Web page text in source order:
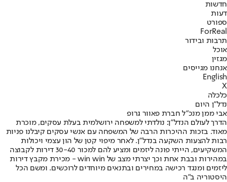
חדשות
דעות
ספורט
ForReal
תרבות ובידור
אוכל
מגזין
אנחנו מגייסים
English
X
כלכלה
נדל"ן היום
אבי ממן מנכ"ל חברת פאוור גרופ
הדרך לעולם הנדל"ן: נולדתי למשפחה ירושלמית בעלת עסקים, מוכרת
מאוד. בזכות ההיכרות הרבה של המשפחה עם אנשי עסקים קיבלנו פניות
רבות להצעות השקעה בנדל"ן. לאחר מיפוי קטן של הון עצמי ויכולות
המשקיעים, הייתי פונה ליזמים ומציע להם למכור 30-40 דירות לקבוצה
במהירות ובבת אחת וכך יצרתי מצב של win win - מכירת מקבץ דירות
ליזמים ומנגד רכישה במחירים ובתנאים מיוחדים לרוכשים. ומשם הכל
היסטוריה ב"ה